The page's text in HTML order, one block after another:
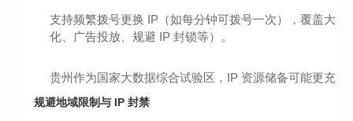
支持频繁拨号更换 IP（如每分钟可拨号一次），覆盖大
化、广告投放、规避 IP 封锁等）。
贵州作为国家大数据综合试验区，IP 资源储备可能更充
规避地域限制与 IP 封禁